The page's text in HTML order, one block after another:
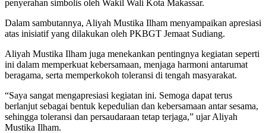
penyerahan simbolis oleh Wakil Wali Kota Makassar.
Dalam sambutannya, Aliyah Mustika Ilham menyampaikan apresiasi
atas inisiatif yang dilakukan oleh PKBGT Jemaat Sudiang.
Aliyah Mustika Ilham juga menekankan pentingnya kegiatan seperti
ini dalam memperkuat kebersamaan, menjaga harmoni antarumat
beragama, serta memperkokoh toleransi di tengah masyarakat.
“Saya sangat mengapresiasi kegiatan ini. Semoga dapat terus
berlanjut sebagai bentuk kepedulian dan kebersamaan antar sesama,
sehingga toleransi dan persaudaraan tetap terjaga,” ujar Aliyah
Mustika Ilham.